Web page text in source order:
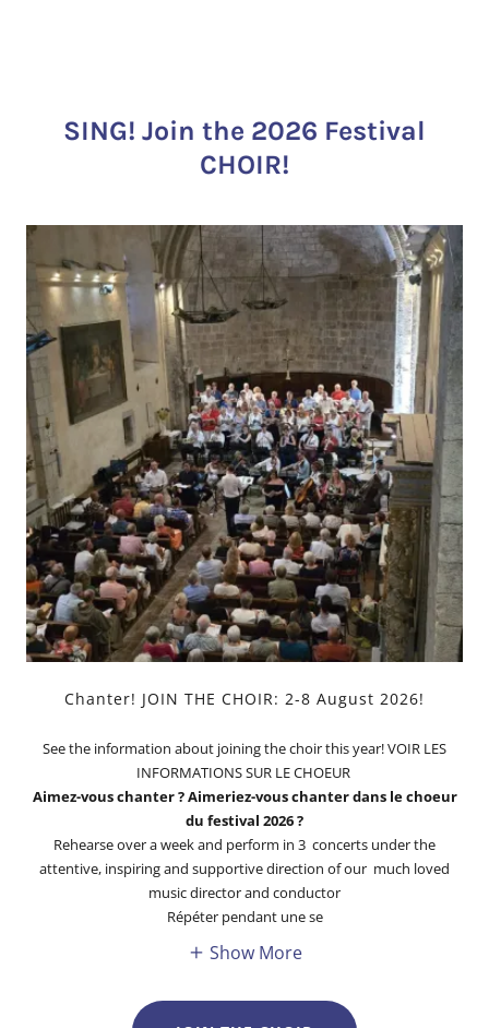
SING! Join the 2026 Festival
CHOIR!
Chanter! JOIN THE CHOIR: 2-8 August 2026!
See the information about joining the choir this year! VOIR LES
INFORMATIONS SUR LE CHOEUR
Aimez-vous chanter ? Aimeriez-vous chanter dans le choeur
du festival 2026 ?
Rehearse over a week and perform in 3 concerts under the
attentive, inspiring and supportive direction of our much loved
music director and conductor
Répéter pendant une se
Show More